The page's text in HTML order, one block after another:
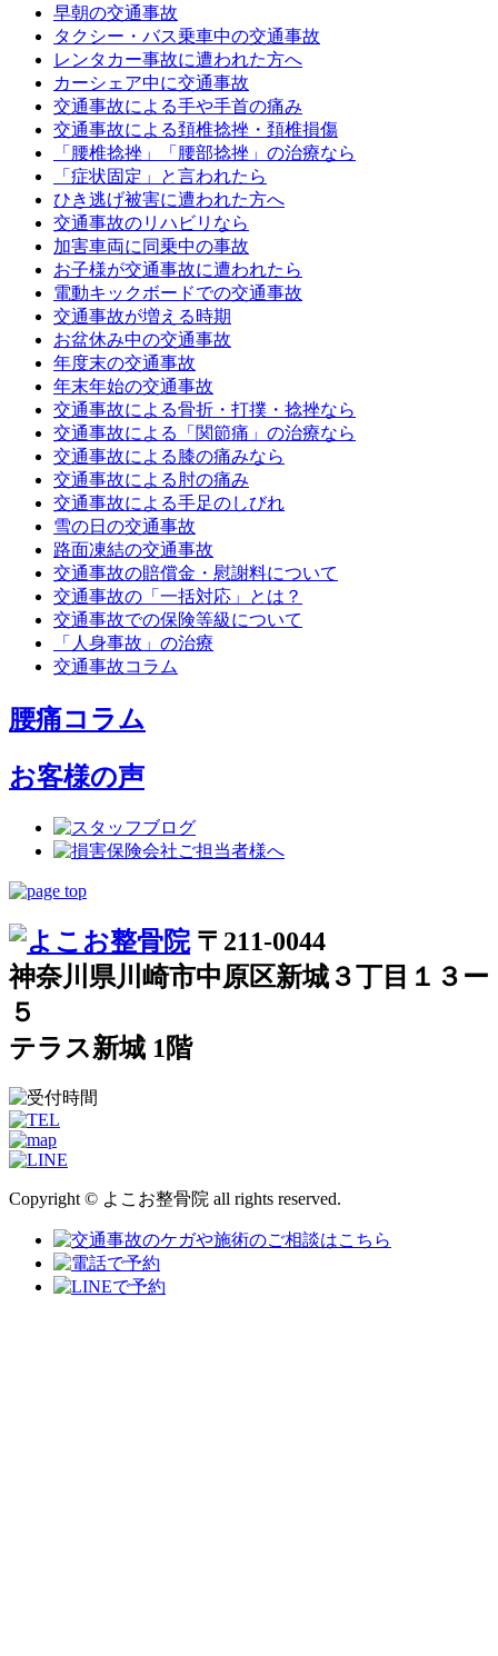
早朝の交通事故
タクシー・バス乗車中の交通事故
レンタカー事故に遭われた方へ
カーシェア中に交通事故
交通事故による手や手首の痛み
交通事故による頚椎捻挫・頚椎損傷
「腰椎捻挫」「腰部捻挫」の治療なら
「症状固定」と言われたら
ひき逃げ被害に遭われた方へ
交通事故のリハビリなら
加害車両に同乗中の事故
お子様が交通事故に遭われたら
電動キックボードでの交通事故
交通事故が増える時期
お盆休み中の交通事故
年度末の交通事故
年末年始の交通事故
交通事故による骨折・打撲・捻挫なら
交通事故による「関節痛」の治療なら
交通事故による膝の痛みなら
交通事故による肘の痛み
交通事故による手足のしびれ
雪の日の交通事故
路面凍結の交通事故
交通事故の賠償金・慰謝料について
交通事故の「一括対応」とは？
交通事故での保険等級について
「人身事故」の治療
交通事故コラム
腰痛コラム
お客様の声
〒211-0044
神奈川県川崎市中原区新城３丁目１３ー
５
テラス新城 1階
Copyright © よこお整骨院 all rights reserved.